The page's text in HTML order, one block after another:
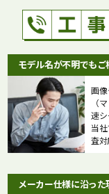
モデル名が不明でも
画
（
速
当
査対
メーカー仕様に沿った